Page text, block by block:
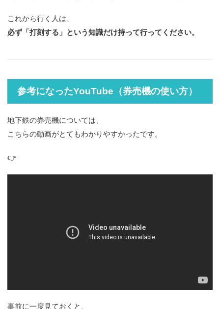
これから行く人は、
必ず「打刻する」という知識だけ持って行ってください。
参考になったYouTube（券売機の使い方）
地下鉄の券売機については、
こちらの動画がとてもわかりやすかったです。
👉
事前に一度見ておくと、